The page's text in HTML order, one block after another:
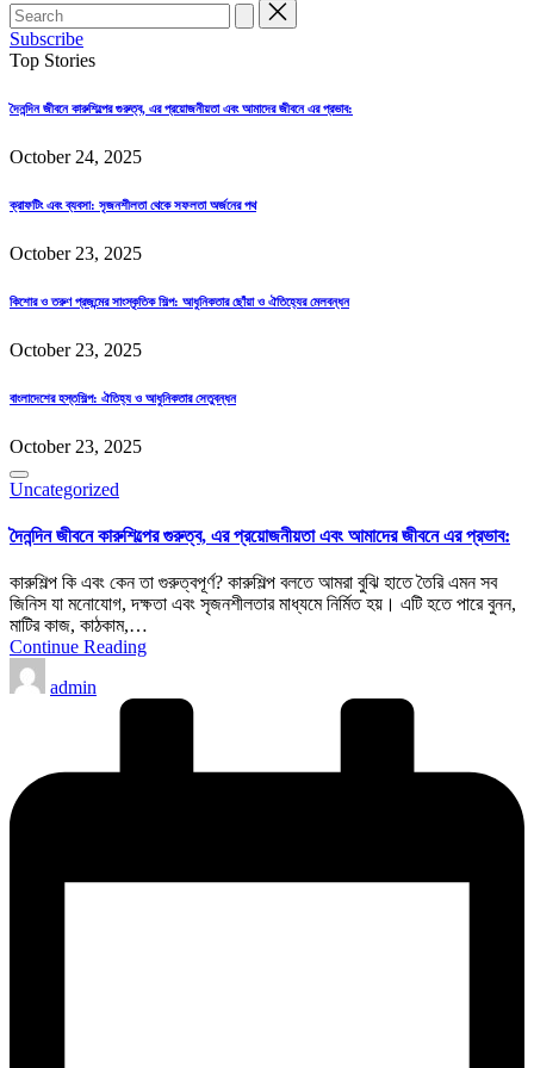
Subscribe
Top Stories
দৈনন্দিন জীবনে কারুশিল্পের গুরুত্ব, এর প্রয়োজনীয়তা এবং আমাদের জীবনে এর প্রভাব:
October 24, 2025
ক্রাফটিং এবং ব্যবসা: সৃজনশীলতা থেকে সফলতা অর্জনের পথ
October 23, 2025
কিশোর ও তরুণ প্রজন্মের সাংস্কৃতিক শিল্প: আধুনিকতার ছোঁয়া ও ঐতিহ্যের মেলবন্ধন
October 23, 2025
বাংলাদেশের হস্তশিল্প: ঐতিহ্য ও আধুনিকতার সেতুবন্ধন
October 23, 2025
Posted
Uncategorized
দৈনন্দিন জীবনে কারুশিল্পের গুরুত্ব, এর প্রয়োজনীয়তা এবং আমাদের জীবনে এর প্রভাব:
কারুশিল্প কি এবং কেন তা গুরুত্বপূর্ণ? কারুশিল্প বলতে আমরা বুঝি হাতে তৈরি এমন সব
জিনিস যা মনোযোগ, দক্ষতা এবং সৃজনশীলতার মাধ্যমে নির্মিত হয়। এটি হতে পারে বুনন,
মাটির কাজ, কাঠকাম,…
Continue Reading
Posted
by
admin